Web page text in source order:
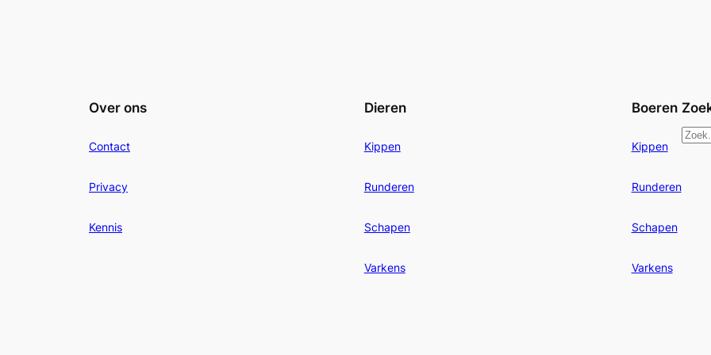
Over ons
Contact
Privacy
Kennis
Dieren
Kippen
Runderen
Schapen
Varkens
Boeren
Kippen
Runderen
Schapen
Varkens
Z
k